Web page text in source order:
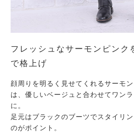
フレッシュなサーモンピンク
で格上げ
顔周りを明るく見せてくれるサーモ
は、優しいベージュと合わせてワン
に。
足元はブラックのブーツでスタイリ
のがポイント。